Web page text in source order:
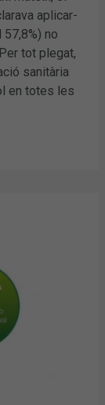
aplicar-
no
tot plegat,
sanitària
en totes les